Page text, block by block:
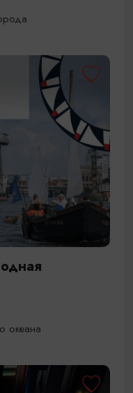
океана